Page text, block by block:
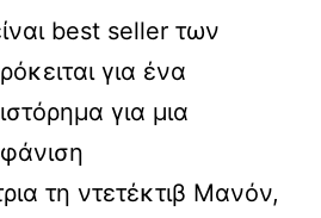
best seller των
για ένα
για μια
τη ντετέκτιβ Μανόν,